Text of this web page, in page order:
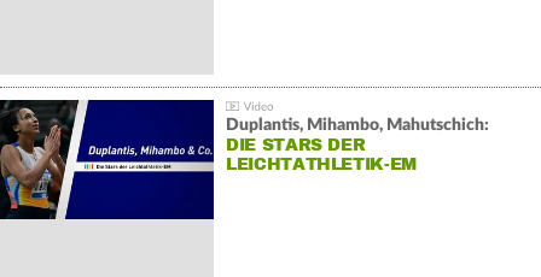
Duplantis, Mihambo, Mahutschich:
DIE STARS DER
LEICHTATHLETIK-EM